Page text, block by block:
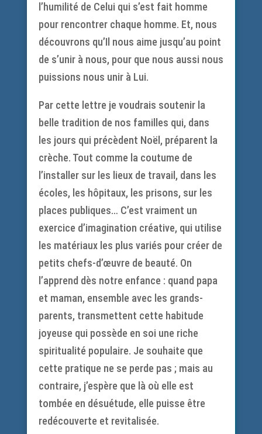
l’humilité de Celui qui s’est fait homme
pour rencontrer chaque homme. Et, nous
découvrons qu’Il nous aime jusqu’au point
de s’unir à nous, pour que nous aussi nous
puissions nous unir à Lui.
Par cette lettre je voudrais soutenir la
belle tradition de nos familles qui, dans
les jours qui précèdent Noël, préparent la
crèche. Tout comme la coutume de
l’installer sur les lieux de travail, dans les
écoles, les hôpitaux, les prisons, sur les
places publiques… C’est vraiment un
exercice d’imagination créative, qui utilise
les matériaux les plus variés pour créer de
petits chefs-d’œuvre de beauté. On
l’apprend dès notre enfance : quand papa
et maman, ensemble avec les grands-
parents, transmettent cette habitude
joyeuse qui possède en soi une riche
spiritualité populaire. Je souhaite que
cette pratique ne se perde pas ; mais au
contraire, j’espère que là où elle est
tombée en désuétude, elle puisse être
redécouverte et revitalisée.